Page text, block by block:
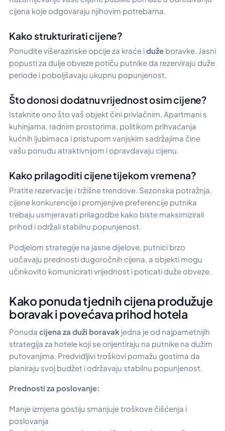
cijena koje odgovaraju njihovim potrebama.
Kako strukturirati cijene?
Ponudite višerazinske opcije za kraće iduže boravke. Jasni
popusti za dulje obveze potiču putnike da rezerviraju duže
periode i poboljšavaju ukupnu popunjenost.
Što donosi dodatnu vrijednost osim cijene?
Istaknite ono što vaš objekt čini privlačnim. Apartmani s
kuhinjama, radnim prostorima, politikom prihvaćanja
kućnih ljubimaca i pristupom vanjskim sadržajima čine
vašu ponudu atraktivnijom i opravdavaju cijenu.
Kako prilagoditi cijene tijekom vremena?
Pratite rezervacije i tržišne trendove. Sezonska potražnja,
cijene konkurencije i promjenjive preferencije putnika
trebaju usmjeravati prilagodbe kako biste maksimizirali
prihod i održali stabilnu popunjenost.
Podjelom strategije na jasne dijelove, putnici brzo
uočavaju prednosti dugoročnih cijena, a objekti mogu
učinkovito komunicirati vrijednost i poticati duže obveze.
Kako ponuda tjednih cijena produžuje
boravak i povećava prihod hotela
Ponuda cijena za duži boravak jedna je od najpametnijih
strategija za hotele koji se orijentiraju na putnike na dužim
putovanjima. Predvidljivi troškovi pomažu gostima da
planiraju svoj budžet i održavaju stabilnu popunjenost.
Prednosti za poslovanje:
Manje izmjena gostiju smanjuje troškove čišćenja i
poslovanja